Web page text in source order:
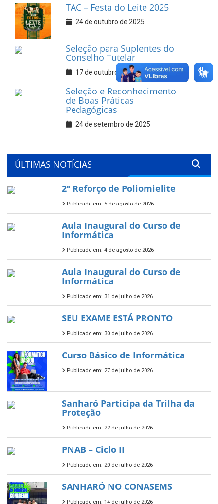
TAC – Festa do Leite 2025
24 de outubro de 2025
Seleção para Suplentes do
Conselho Tutelar
17 de outubro de 2025
Seleção e Reconhecimento
de Boas Práticas
Pedagógicas
24 de setembro de 2025
ÚLTIMAS NOTÍCIAS
2º Reforço de Poliomielite
Publicado em: 5 de agosto de 2026
Aula Inaugural do Curso de
Informática
Publicado em: 4 de agosto de 2026
Aula Inaugural do Curso de
Informática
Publicado em: 31 de julho de 2026
SEU EXAME ESTÁ PRONTO
Publicado em: 30 de julho de 2026
Curso Básico de Informática
Publicado em: 27 de julho de 2026
Sanharó Participa da Trilha da
Proteção
Publicado em: 22 de julho de 2026
PNAB – Ciclo II
Publicado em: 20 de julho de 2026
SANHARÓ NO CONASEMS
Publicado em: 14 de julho de 2026